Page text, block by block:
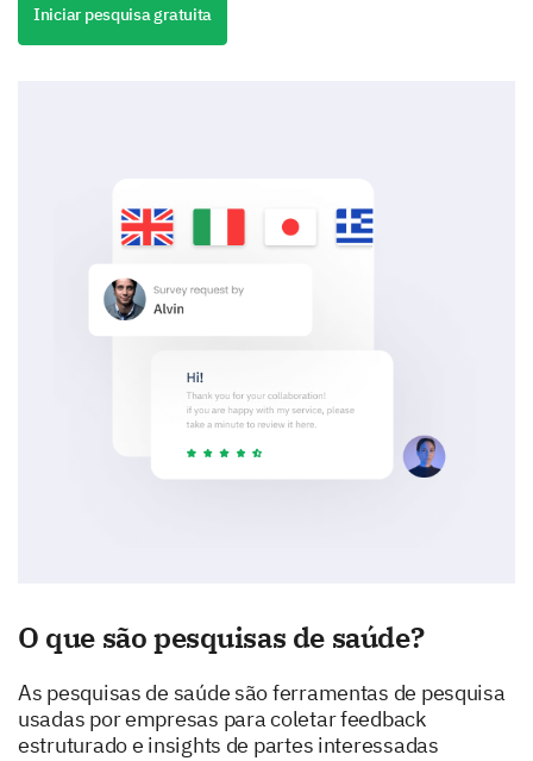
Iniciar pesquisa gratuita
O que são pesquisas de saúde?
As pesquisas de saúde são ferramentas de pesquisa
usadas por empresas para coletar feedback
estruturado e insights de partes interessadas